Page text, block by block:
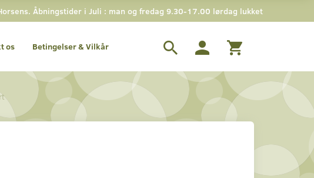
Åbningstider i Juli : man og fredag 9.30-17.00 lørdag lukket
os Betingelser & Vilkår